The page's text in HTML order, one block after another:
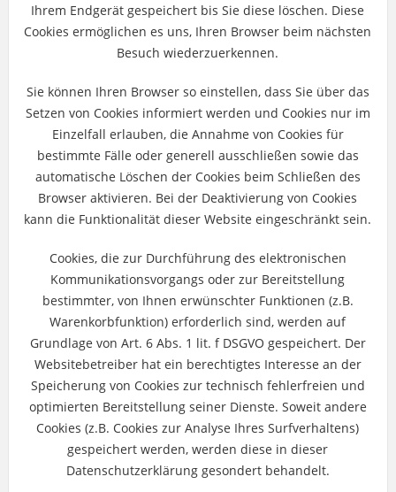
Ihrem Endgerät gespeichert bis Sie diese löschen. Diese
Cookies ermöglichen es uns, Ihren Browser beim nächsten
Besuch wiederzuerkennen.
Sie können Ihren Browser so einstellen, dass Sie über das
Setzen von Cookies informiert werden und Cookies nur im
Einzelfall erlauben, die Annahme von Cookies für
bestimmte Fälle oder generell ausschließen sowie das
automatische Löschen der Cookies beim Schließen des
Browser aktivieren. Bei der Deaktivierung von Cookies
kann die Funktionalität dieser Website eingeschränkt sein.
Cookies, die zur Durchführung des elektronischen
Kommunikationsvorgangs oder zur Bereitstellung
bestimmter, von Ihnen erwünschter Funktionen (z.B.
Warenkorbfunktion) erforderlich sind, werden auf
Grundlage von Art. 6 Abs. 1 lit. f DSGVO gespeichert. Der
Websitebetreiber hat ein berechtigtes Interesse an der
Speicherung von Cookies zur technisch fehlerfreien und
optimierten Bereitstellung seiner Dienste. Soweit andere
Cookies (z.B. Cookies zur Analyse Ihres Surfverhaltens)
gespeichert werden, werden diese in dieser
Datenschutzerklärung gesondert behandelt.